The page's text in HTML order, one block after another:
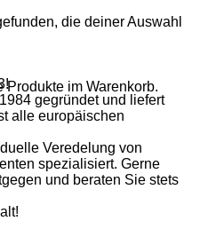
im Warenkorb.
die deiner Auswahl
gegründet und liefert
alle europäischen
Veredelung von
spezialisiert. Gerne
und beraten Sie stets